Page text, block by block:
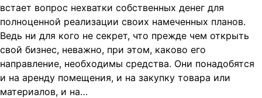
встает вопрос нехватки собственных денег для
полноценной реализации своих намеченных планов.
Ведь ни для кого не секрет, что прежде чем открыть
свой бизнес, неважно, при этом, каково его
направление, необходимы средства. Они понадобятся
и на аренду помещения, и на закупку товара или
материалов, и на…